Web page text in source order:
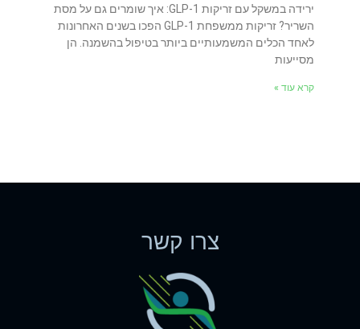
ירידה במשקל עם זריקות GLP-1: איך שומרים גם על מסת
השריר? זריקות ממשפחת GLP-1 הפכו בשנים האחרונות
לאחד הכלים המשמעותיים ביותר בטיפול בהשמנה. הן
מסייעות
קרא עוד »
צרו קשר